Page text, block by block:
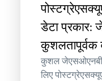
डेटा प्रकार:
कुशलतापूर्वक
कुशल जेएसओएनबी
लिए